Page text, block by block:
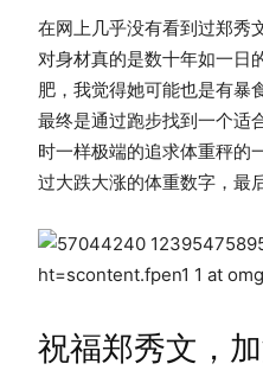
在网上几乎没有看到过郑秀
对身材真的是数十年如一日
肥，我觉得她可能也是有暴
最终是通过跑步找到一个适
时一样极端的追求体重秤的
过大跌大涨的体重数字，最
祝福郑秀文，加